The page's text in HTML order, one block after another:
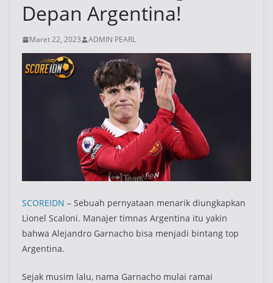
Depan Argentina!
Maret 22, 2023 ADMIN PEARL
SCOREIDN – Sebuah pernyataan menarik diungkapkan
Lionel Scaloni. Manajer timnas Argentina itu yakin
bahwa Alejandro Garnacho bisa menjadi bintang top
Argentina.
Sejak musim lalu, nama Garnacho mulai ramai